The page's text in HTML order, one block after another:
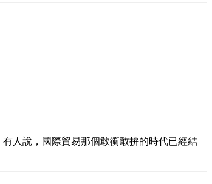
人說，國際貿易那個敢衝敢拚的時代已經結